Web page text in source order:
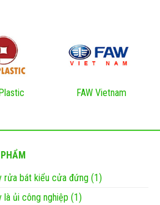
FAW Vietnam
rửa bát kiểu cửa đứng (1)
là ủi công nghiệp (1)